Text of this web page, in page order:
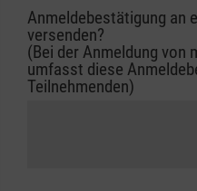
Anmeldebestätigung an
versenden?
(Bei der Anmeldung von
umfasst diese
Teilnehmenden)